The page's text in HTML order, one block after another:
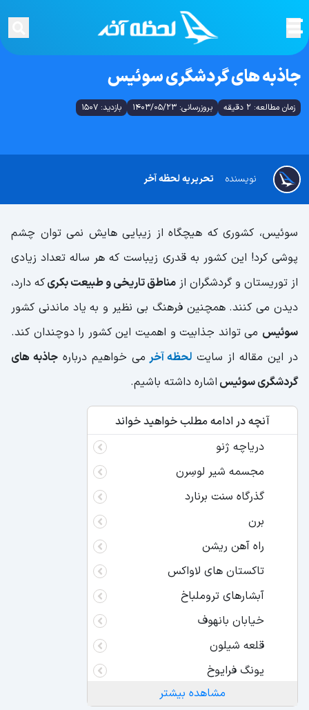
جاذبه های گردشگری سوئیس
زمان مطالعه: 2 دقیقه بروزرسانی: 1403/05/23 بازدید: 1507
تحریریه لحظه آخر نویسنده
سوئیس، کشوری که هیچگاه از زیبایی هایش نمی توان چشم
پوشی کرد! این کشور به قدری زیباست که هر ساله تعداد زیادی
از توریستان و گردشگران از مناطق تاریخی و طبیعت بکریکه دارد،
دیدن می کنند. همچنین فرهنگ بی نظیر و به یاد ماندنی کشور
سوئیس می تواند جذابیت و اهمیت این کشور را دوچندان کند.
در این مقاله از سایت لحظه آخر می خواهیم دربارهجاذبه های
گردشگری سوئیس اشاره داشته باشیم.
آنچه در ادامه مطلب خواهید خواند
دریاچه ژنو
مجسمه شیر لوسِرن
گذرگاه سنت برنارد
برن
راه آهن ریشن
تاکستان های لاواکس
آبشارهای تروملباخ
خیابان بانهوف
قلعه شیلون
یونگ فرایوخ
ماترهورنمشاهده بیشتر